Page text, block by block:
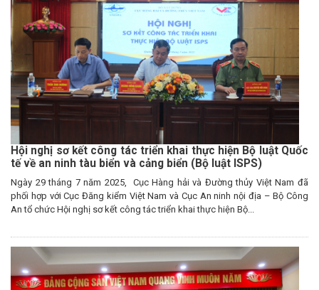
Hội nghị sơ kết công tác triển khai thực hiện Bộ luật Quốc
tế về an ninh tàu biển và cảng biển (Bộ luật ISPS)
Ngày 29 tháng 7 năm 2025, Cục Hàng hải và Đường thủy Việt Nam đã
phối hợp với Cục Đăng kiểm Việt Nam và Cục An ninh nội địa – Bộ Công
An tổ chức Hội nghị sơ kết công tác triển khai thực hiện Bộ...